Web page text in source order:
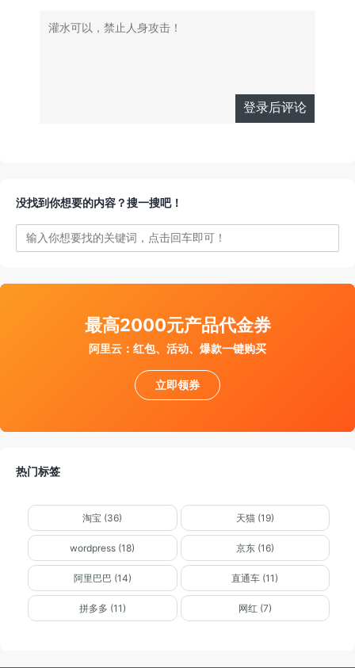
登录后评论
没找到你想要的内容？搜一搜吧！
最高2000元产品代金券
阿里云：红包、活动、爆款一键购买
立即领券
热门标签
淘宝 (36) 天猫 (19)
wordpress (18) 京东 (16)
阿里巴巴 (14) 直通车 (11)
拼多多 (11) 网红 (7)